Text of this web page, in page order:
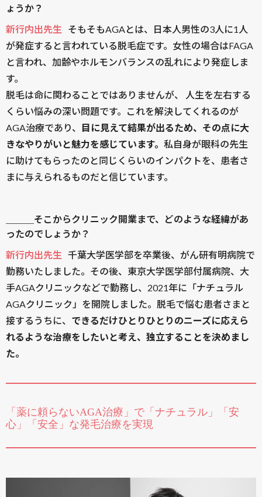
ょうか？
新行内出先生
そもそもAGAとは、日本人男性の3人に1人
が発症すると言われている脱毛症です。女性の場合はFAGA
と言われ、加齢やホルモンバランスの乱れにより発症しま
す。
脱毛は命に関わることではありませんが、 人生を左右する
くらい悩みの深い問題です。これを解決してくれるのが
AGA治療であり、
目に見えて結果が出るため、その点に大
きなやりがいと魅力を感じています。 私自身が眼科の先生
に助けてもらったのと同じくらいのインパクトを、患者さ
まに与えられるものだと信じています。
＿＿＿そこからクリニック開業まで、どのような経緯があ
ったのでしょうか？
新行内出先生 千葉大学医学部を卒業後、がん研有明病院で
勤務いたしました。その後、東京大学医学部付属病院、大
手AGAクリニックなどで勤務し、2021年に「ナチュラル
AGAクリニック」を開院しました。脱毛で悩む患者さまと
接するうちに、 できるだけひとりひとりのニーズに応えら
れるような治療をしたいと考え、独立することを決めまし
た。
「薬に頼らないAGA治療」で「ナチュラル」「安
心」「安全」な発毛治療を実現